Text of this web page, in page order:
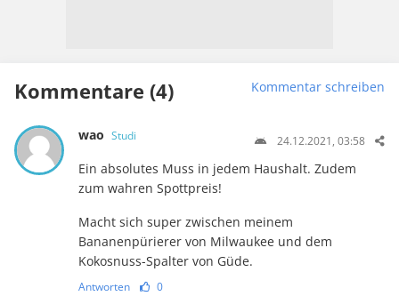
Kommentare (4) Kommentar schreiben
wao Studi 24.12.2021, 03:58
Ein absolutes Muss in jedem Haushalt. Zudem
zum wahren Spottpreis!
Macht sich super zwischen meinem
Bananenpürierer von Milwaukee und dem
Kokosnuss-Spalter von Güde.
Antworten 0